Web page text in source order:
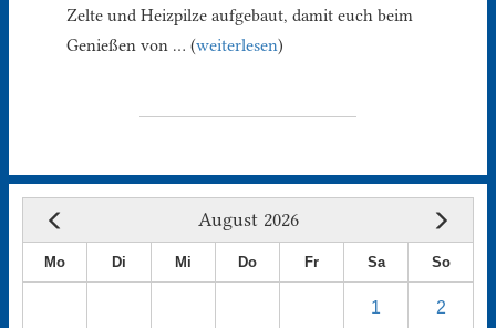
Zelte und Heizpilze aufgebaut, damit euch beim
Genießen von … (weiterlesen)
August 2026
Mo Di Mi Do Fr Sa So
1 2